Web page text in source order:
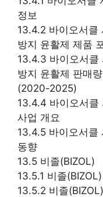
정보
13.4.2 바이오서클
방지 윤활제 제품
13.4.3 바이오서클
방지 윤활제 판매
(2020-2025)
13.4.4 바이오서클
사업 개요
13.4.5 바이오서클
동향
13.5 비졸(BIZOL)
13.5.1 비졸
13.5.2 비졸